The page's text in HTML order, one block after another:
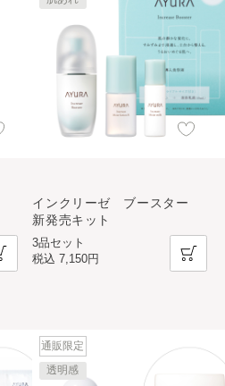
インクリーゼ ブースター
新発売キット
3品セット
税込7,150円
通販限定
透明感